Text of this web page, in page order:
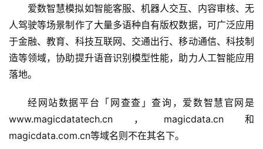
页
融
资
报
业
爱数智慧模拟如智能客服、机器人交互、内容审核、无
人驾驶等场景制作了大量多语种自有版权数据，可广泛应用
于金融、教育、科技互联网、交通出行、移动通信、科技制
造等领域，协助提升语音识别模型性能，助力人工智能应用
落地。
经网站数据平台「网查查」查询，爱数智慧官网是
www.magicdatatech.cn，magicdata.cn和
magicdata.com.cn等域名则不在其名下。